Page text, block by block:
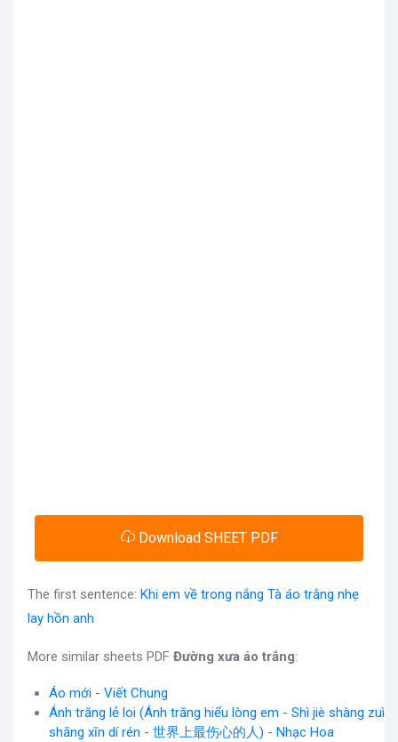
Download SHEET PDF
The first sentence: Khi em về trong nắng Tà áo trắng nhẹ
lay hồn anh
More similar sheets PDF Đường xưa áo trắng:
Áo mới - Viết Chung
Ánh trăng lẻ loi (Ánh trăng hiểu lòng em - Shì jiè shàng zuì
shāng xīn dí rén - 世界上最伤心的人) - Nhạc Hoa